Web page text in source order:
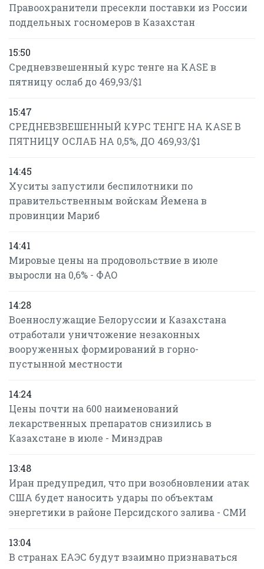
Правоохранители пресекли поставки из России
поддельных госномеров в Казахстан
15:50
Средневзвешенный курс тенге на KASE в
пятницу ослаб до 469,93/$1
15:47
СРЕДНЕВЗВЕШЕННЫЙ КУРС ТЕНГЕ НА KASE В
ПЯТНИЦУ ОСЛАБ НА 0,5%, ДО 469,93/$1
14:45
Хуситы запустили беспилотники по
правительственным войскам Йемена в
провинции Мариб
14:41
Мировые цены на продовольствие в июле
выросли на 0,6% - ФАО
14:28
Военнослужащие Белоруссии и Казахстана
отработали уничтожение незаконных
вооруженных формирований в горно-
пустынной местности
14:24
Цены почти на 600 наименований
лекарственных препаратов снизились в
Казахстане в июле - Минздрав
13:48
Иран предупредил, что при возобновлении атак
США будет наносить удары по объектам
энергетики в районе Персидского залива - СМИ
13:04
В странах ЕАЭС будут взаимно признаваться